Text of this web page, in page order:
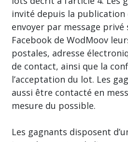
invité depuis la publication
envoyer par message
Facebook de WodMoov
postales, adresse
de contact, ainsi que la
l’acceptation du lot. Les
aussi être contacté en
mesure du possible.
Les gagnants disposent